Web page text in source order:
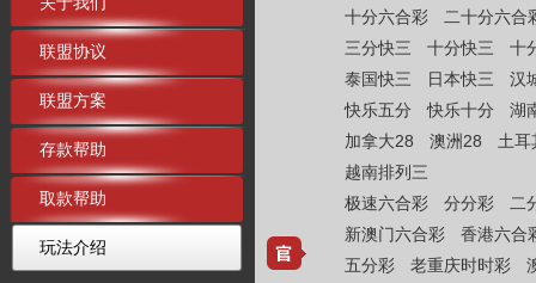
联盟协议
联盟方案
存款帮助
取款帮助
玩法介绍
十分六合彩
二十分六合
三分快三
十分快三
十
泰国快三
日本快三
汉
快乐五分
快乐十分
湖
加拿大28
澳洲28
土耳
越南排列三
极速六合彩
分分彩
二
新澳门六合彩
香港六合
五分彩
老重庆时时彩